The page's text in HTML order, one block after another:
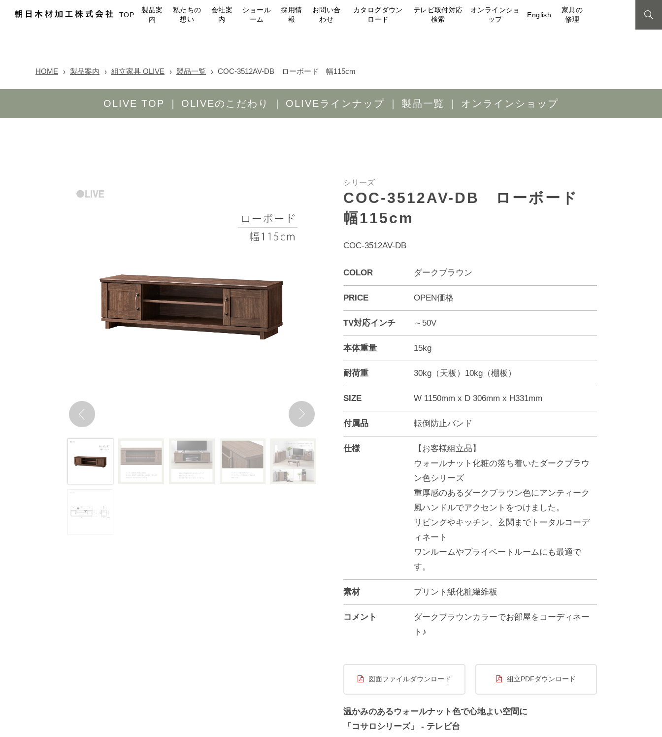
TOP
製品案
内
私たちの
想い
会社案
内
ショール
ーム
採用情
報
お問い合
わせ
カタログダウン
ロード
テレビ取付対応
検索
オンラインショ
ップ
English
家具の
修理
HOME 製品案内 組立家具 OLIVE 製品一覧 COC-3512AV-DB ローボード 幅115cm
OLIVE TOP OLIVEのこだわり OLIVEラインナップ 製品一覧 オンラインショップ
シリーズ
COC-3512AV-DB ローボード
幅115cm
COC-3512AV-DB
COLOR ダークブラウン
PRICE OPEN価格
TV対応インチ ～50V
本体重量 15kg
耐荷重 30kg（天板）10kg（棚板）
SIZE W 1150mm x D 306mm x H331mm
付属品 転倒防止バンド
仕様
【お客様組立品】
ウォールナット化粧の落ち着いたダークブラウ
ン色シリーズ
重厚感のあるダークブラウン色にアンティーク
風ハンドルでアクセントをつけました。
リビングやキッチン、玄関までトータルコーデ
ィネート
ワンルームやプライベートルームにも最適で
す。
素材 プリント紙化粧繊維板
コメント
ダークブラウンカラーでお部屋をコーディネー
ト♪
図面ファイルダウンロード 組立PDFダウンロード
温かみのあるウォールナット色で心地よい空間に
「コサロシリーズ」 - テレビ台